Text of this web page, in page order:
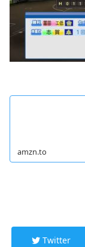
amzn.to
Twitter